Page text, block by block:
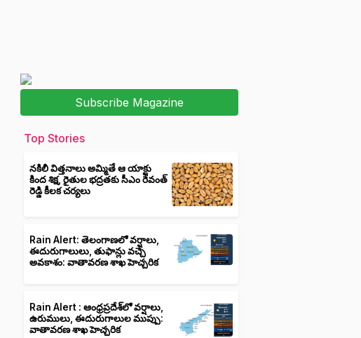
Subscribe Magazine
Top Stories
నకిలీ విత్తనాలు అమ్మితే ఆ యాక్టు
కింద శిక్ష, రైతుల భద్రతకు సీఎం రేవంత్
రెడ్డి కీలక చర్యలు
Rain Alert: తెలంగాణలో వర్షాలు,
ఈదురుగాలులు, తుఫాన్లు వచ్చే
అవకాశం: వాతావరణ శాఖ హెచ్చరిక
Rain Alert : ఆంధ్రప్రదేశ్‌లో వర్షాలు,
ఉరుములు, ఈదురుగాలుల ముప్పు:
వాతావరణ శాఖ హెచ్చరిక